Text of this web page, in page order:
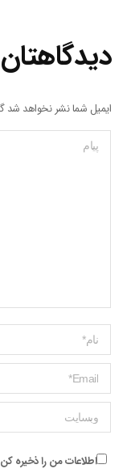
ایمیل شما نشر نخواهد شد
پیام
Name *
ایمیل *
وبسایت
اطلاعات من را ذخیره کن